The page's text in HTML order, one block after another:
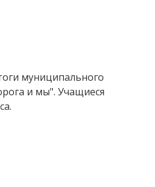
муниципального
и мы". Учащиеся